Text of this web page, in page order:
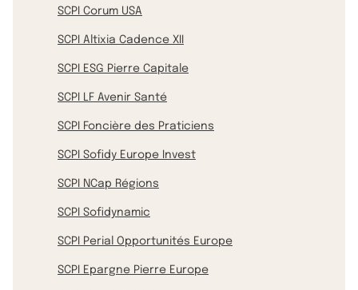
SCPI Corum USA
SCPI Altixia Cadence XII
SCPI ESG Pierre Capitale
SCPI LF Avenir Santé
SCPI Foncière des Praticiens
SCPI Sofidy Europe Invest
SCPI NCap Régions
SCPI Sofidynamic
SCPI Perial Opportunités Europe
SCPI Epargne Pierre Europe